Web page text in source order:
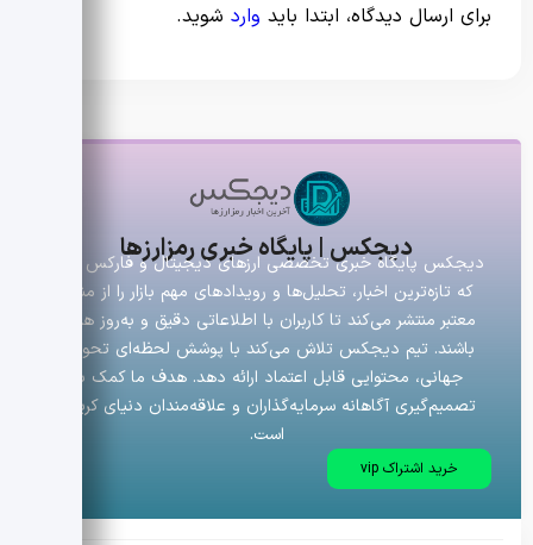
برای ارسال دیدگاه، ابتدا باید وارد شوید.
دیجکس | پایگاه خبری رمزارزها
دیجکس پایگاه خبری تخصصی ارزهای دیجیتال و فارکس است
که تازه‌ترین اخبار، تحلیل‌ها و رویدادهای مهم بازار را از منابع
معتبر منتشر می‌کند تا کاربران با اطلاعاتی دقیق و به‌روز همراه
باشند. تیم دیجکس تلاش می‌کند با پوشش لحظه‌ای تحولات
جهانی، محتوایی قابل اعتماد ارائه دهد. هدف ما کمک به
تصمیم‌گیری آگاهانه سرمایه‌گذاران و علاقه‌مندان دنیای کریپتو
است.
خرید اشتراک vip